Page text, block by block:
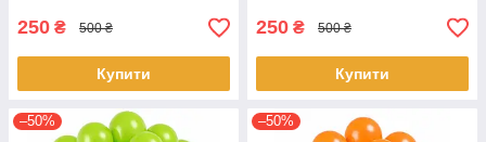
250 ₴ 500 ₴
Купити
250 ₴ 500 ₴
Купити
–50% –50%